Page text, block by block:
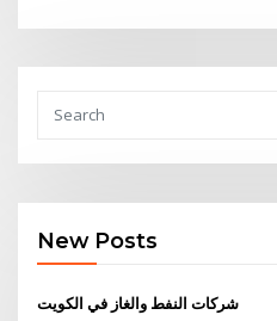
New Posts
شركات النفط والغاز في الكويت